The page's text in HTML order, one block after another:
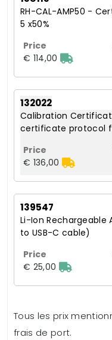
RH-CAL-AMP50 -
5 x50%
€ 114,00
132022
Calibration
certificate protocol
€ 136,00
139547
Li-Ion Rechargeable
to USB-C cable)
€ 25,00
Tous les prix
frais de port.